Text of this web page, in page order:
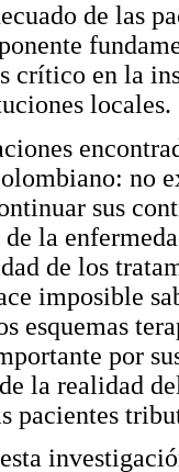
de las
crítico en la
locales.
no
sus
la
de los
imposible
esquemas
por
la realidad
pacientes